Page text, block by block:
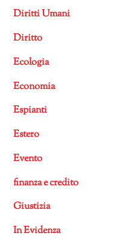
Diritti Umani
Diritto
Ecologia
Economia
Espianti
Estero
Evento
finanza e credito
Giustizia
In Evidenza